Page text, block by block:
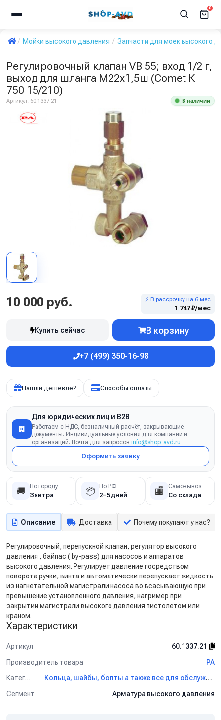
0
Мойки высокого давления Запчасти для моек высокого
Регулировочный клапан VB 55; вход 1/2 г,
выход для шланга М22х1,5ш (Comet К
750 15/210)
Артикул: 60.1337.21 В наличии
10 000 руб. ⚡ В рассрочку на 6 мес
1 747 ₽/мес
Купить сейчас В корзину
+7 (499) 350-16-98
Нашли дешевле? Способы оплаты
Для юридических лиц и B2B
Работаем с НДС, безналичный расчёт, закрывающие
документы. Индивидуальные условия для компаний и
организаций. Почта для запросов info@shop-avd.ru
Оформить заявку
🚚 По городу
Завтра 📦 По РФ
2–5 дней 🏬 Самовывоз
Со склада
Описание Доставка Почему покупают у нас?
Регулировочный, перепускной клапан, регулятор высокого
давления , байпас ( by-pass) для насосов и аппаратов
высокого давления. Регулирует давление посредством
поворота ручки, винта и автоматически перепускает жидкость
из нагнетательной магистрали насоса во всасывающую при
превышение установленного давления, например при
закрытии магистрали высокого давления пистолетом или
краном.
Характеристики
Артикул
60.1337.21
Производитель товара
PA
Категория
Кольца, шайбы, болты а также все для обслуживания авд PA
Сегмент
Арматура высокого давления